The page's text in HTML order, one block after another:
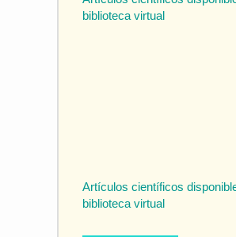
biblioteca virtual
Artículos científicos
biblioteca virtual